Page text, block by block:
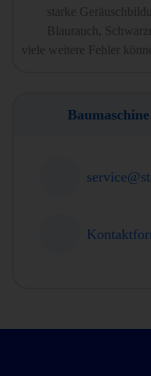
starke
Blaurauch,
viele weitere Fehler